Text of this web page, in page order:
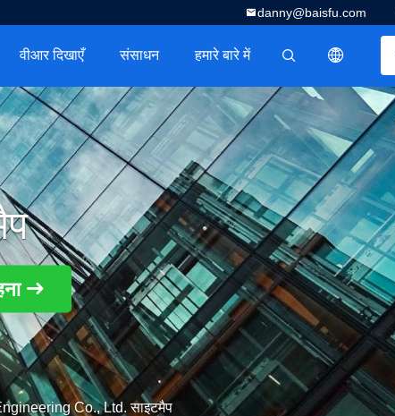
danny@baisfu.com
描述
वीआर दिखाएँ संसाधन हमारे बारे में
Co., Ltd. साइटमैप